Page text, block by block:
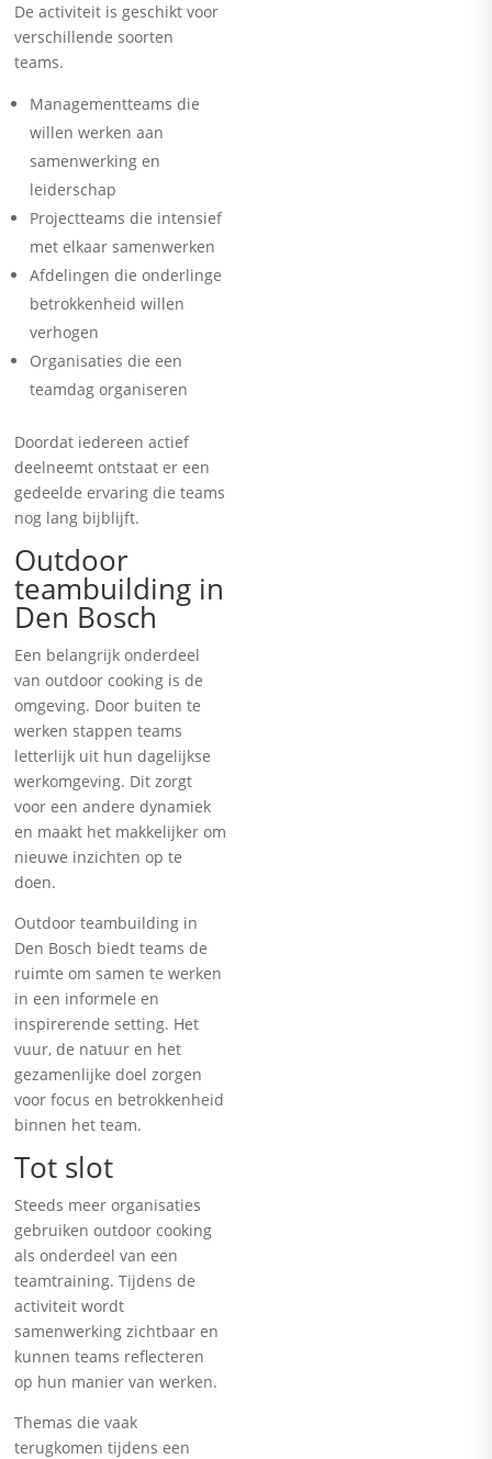
De activiteit is geschikt voor
verschillende soorten
teams.
Managementteams die
willen werken aan
samenwerking en
leiderschap
Projectteams die intensief
met elkaar samenwerken
Afdelingen die onderlinge
betrokkenheid willen
verhogen
Organisaties die een
teamdag organiseren
Doordat iedereen actief
deelneemt ontstaat er een
gedeelde ervaring die teams
nog lang bijblijft.
Outdoor
teambuilding in
Den Bosch
Een belangrijk onderdeel
van outdoor cooking is de
omgeving. Door buiten te
werken stappen teams
letterlijk uit hun dagelijkse
werkomgeving. Dit zorgt
voor een andere dynamiek
en maakt het makkelijker om
nieuwe inzichten op te
doen.
Outdoor teambuilding in
Den Bosch biedt teams de
ruimte om samen te werken
in een informele en
inspirerende setting. Het
vuur, de natuur en het
gezamenlijke doel zorgen
voor focus en betrokkenheid
binnen het team.
Tot slot
Steeds meer organisaties
gebruiken outdoor cooking
als onderdeel van een
teamtraining. Tijdens de
activiteit wordt
samenwerking zichtbaar en
kunnen teams reflecteren
op hun manier van werken.
Themas die vaak
terugkomen tijdens een